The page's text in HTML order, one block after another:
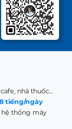
nhà thuốc...
8 tiếng/ngày
hệ thống máy